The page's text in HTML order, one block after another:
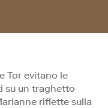
Tor evitano le
su un traghetto
riflette sulla